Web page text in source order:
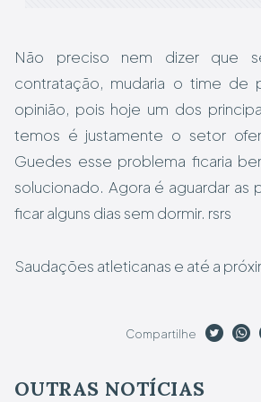
Não preciso nem dizer que
contratação, mudaria o time de
opinião, pois hoje um dos
temos é justamente o setor
Guedes esse problema ficaria
solucionado. Agora é aguardar as
ficar alguns dias sem dormir. rsrs
Saudações atleticanas e até a
Compartilhe
OUTRAS NOTÍCIAS